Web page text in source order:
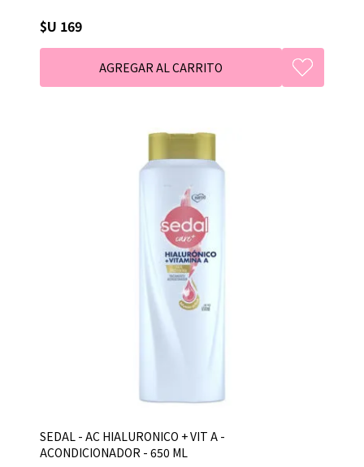
$U 169
SEDAL - AC HIALURONICO + VIT A -
ACONDICIONADOR - 650 ML